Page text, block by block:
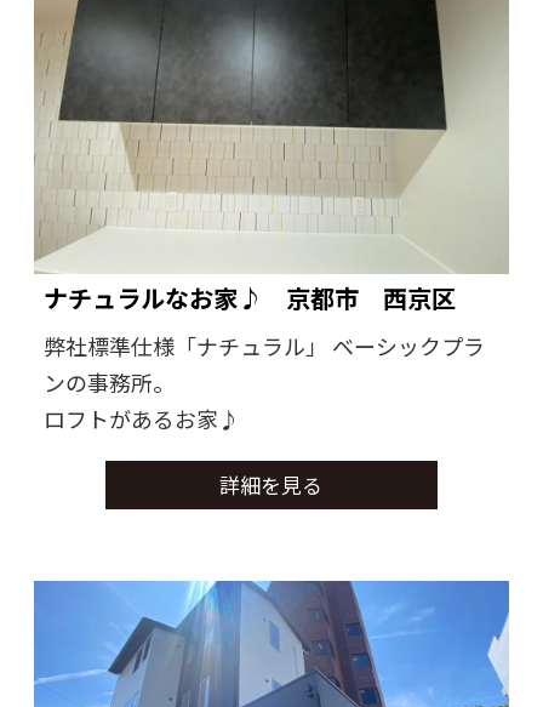
ナチュラルなお家♪ 京都市 西京区
弊社標準仕様「ナチュラル」 ベーシックプラ
ンの事務所。
ロフトがあるお家♪
詳細を見る